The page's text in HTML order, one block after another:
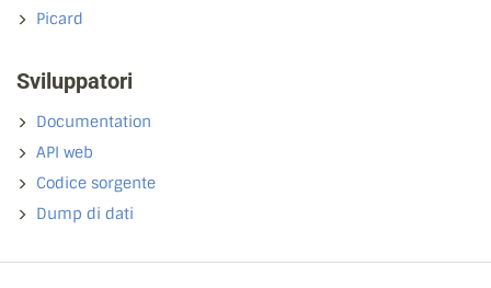
Picard
Sviluppatori
Documentation
API web
Codice sorgente
Dump di dati